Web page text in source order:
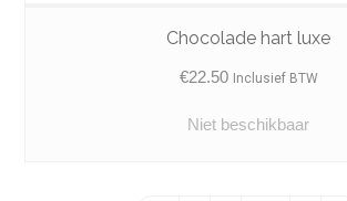
Chocolade hart luxe
€22.50 Inclusief BTW
Niet beschikbaar